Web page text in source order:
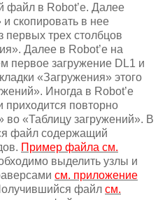
файл в Robot’е. Далее
скопировать в нее
первых трех столбцов
Далее в Robot’е на
первое загружение DL1 и
«Загружения» этого
Иногда в Robot’е
приходится повторно
во «Таблицу загружений». В
файл содержащий
Пример файла см.
выделить узлы и
см. приложение
файл см.